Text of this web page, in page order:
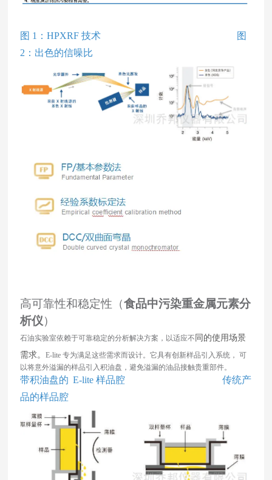
图 1：HPXRF 技术 图
2：出色的信噪比
高可靠性和稳定性（食品中污染重金属元素分
析仪）
石油实验室依赖于可靠稳定的分析解决方案，以适应不 同的使用场景
需求。E-lite 专为满足这些需求而设计。它具有创新样品引入系统，
可
以将意外溢漏的样品引入积油盘，避免溢漏的油品接触贵重部件。
带积油盘的 E-lite 样品腔传统产
品的样品腔